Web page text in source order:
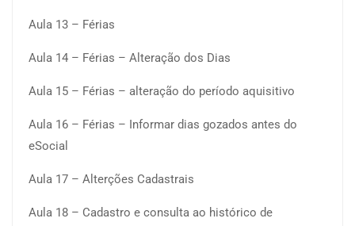
Aula 13 – Férias
Aula 14 – Férias – Alteração dos Dias
Aula 15 – Férias – alteração do período aquisitivo
Aula 16 – Férias – Informar dias gozados antes do
eSocial
Aula 17 – Alterções Cadastrais
Aula 18 – Cadastro e consulta ao histórico de